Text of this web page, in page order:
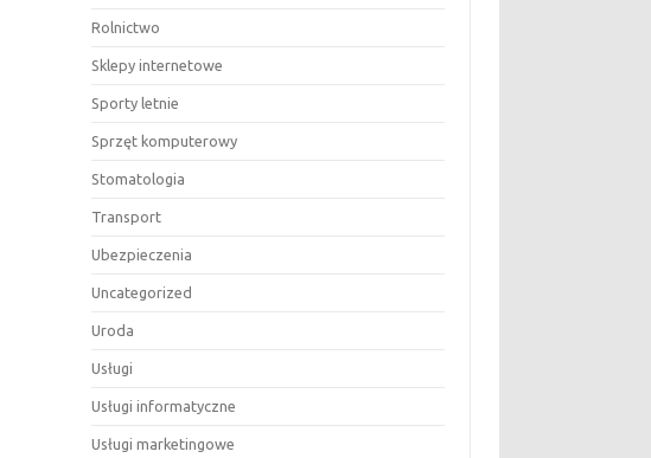
Rolnictwo
Sklepy internetowe
Sporty letnie
Sprzęt komputerowy
Stomatologia
Transport
Ubezpieczenia
Uncategorized
Uroda
Usługi
Usługi informatyczne
Usługi marketingowe